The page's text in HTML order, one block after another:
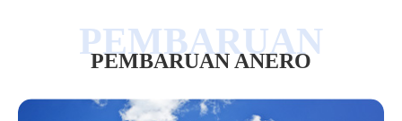
PEMBARUAN ANERO